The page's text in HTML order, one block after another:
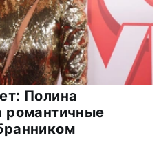
Полина
романтичные